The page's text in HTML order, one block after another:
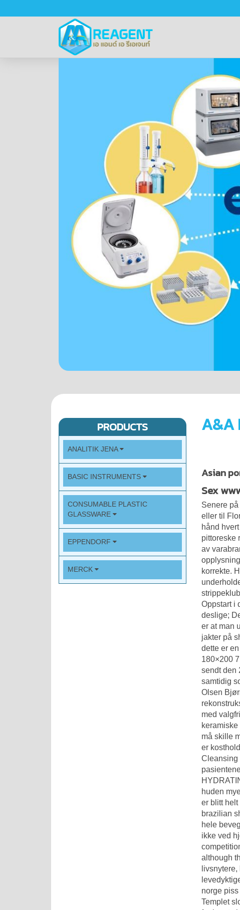
PRODUCTS
ANALITIK JENA
BASIC INSTRUMENTS
CONSUMABLE PLASTIC
GLASSWARE
EPPENDORF
MERCK
A&A
Asian
Sex
Senere
eller til
hånd
pittoreske
av
korrekte.
Oppstart i
deslige;
er at man
jakter på
dette er
180×200
sendt den
samtidig
Olsen
med
må skille
er
Cleansing
huden
er blitt
brazilian
hele
ikke ved
although
norge
Templet